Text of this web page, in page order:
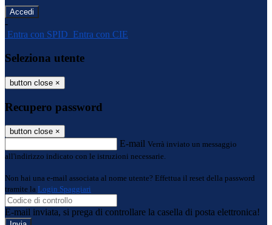
-
Entra con SPID Entra con CIE
Seleziona utente
button close ×
Recupero password
button close ×
E-mail Verrà inviato un messaggio
all'indirizzo indicato con le istruzioni necessarie.
Non hai una e-mail associata al nome utente? Effettua il reset della password
tramite la Login Spaggiari
E-mail inviata, si prega di controllare la casella di posta elettronica!